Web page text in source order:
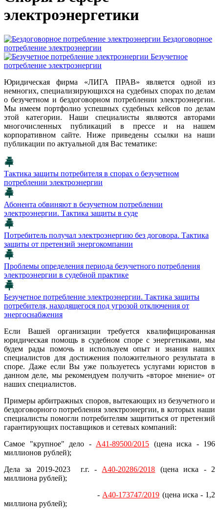
электроэнергетики
Бездоговорное
потребление электроэнергии
Безучетное
потребление электроэнергии
Юридическая фирма «ЛИГА ПРАВ» является одной из
немногих, специализирующихся на судебных спорах по делам
о безучетном и бездоговорном потреблении электроэнергии.
Мы имеем портфолио успешных судебных кейсов по делам
этой категории. Наши специалисты являются авторами
многочисленных публикаций в прессе и на нашем
корпоративном сайте. Ниже приведены ссылки на наши
публикации по актуальной для Вас тематике:
Тактика защиты потребителя в спорах о безучетном
потреблении электроэнергии
Абонента обвиняют в безучетном потреблении
электроэнергии. Тактика защиты в суде
Потребитель получал электроэнергию без договора. Тактика
защиты от претензий энергокомпании
Проблемы определения периода безучетного потребления
электроэнергии в судебной практике
Безучетное потребление электроэнергии. Тактика защиты
потребителя, находящегося под угрозой отключения от
энергоснабжения
Если Вашей организации требуется квалифицированная
юридическая помощь в судебном споре с энергетиками, мы
будем рады помочь и используем опыт и знания наших
специалистов для достижения положительного результата в
споре. Даже если Вы уже пользуетесь услугами юристов в
данном деле, мы рекомендуем получить «второе мнение» от
наших специалистов.
Примеры арбитражных споров, вытекающих из безучетного и
бездоговорного потребления электроэнергии, в которых наши
специалисты помогли потребителям защититься от претензий
гарантирующих поставщиков и сетевых компаний:
Самое "крупное" дело - А41-89500/2015 (цена иска - 196
миллионов рублей);
Дела за 2019-2023 г.г. - А40-20286/2018 (цена иска - 2
миллиона рублей);
- А40-173747/2019 (цена иска - 1,2
миллиона рублей);